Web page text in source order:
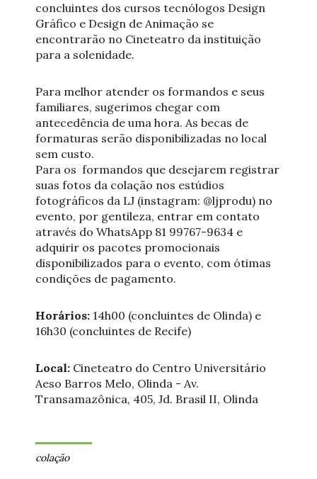
concluintes dos cursos tecnólogos Design
Gráfico e Design de Animação se
encontrarão no Cineteatro da instituição
para a solenidade.
Para melhor atender os formandos e seus
familiares, sugerimos chegar com
antecedência de uma hora. As becas de
formaturas serão disponibilizadas no local
sem custo.
Para os formandos que desejarem registrar
suas fotos da colação nos estúdios
fotográficos da LJ (instagram: @ljprodu) no
evento, por gentileza, entrar em contato
através do WhatsApp 81 99767-9634 e
adquirir os pacotes promocionais
disponibilizados para o evento, com ótimas
condições de pagamento.
Horários: 14h00 (concluintes de Olinda) e
16h30 (concluintes de Recife)
Local: Cineteatro do Centro Universitário
Aeso Barros Melo, Olinda - Av.
Transamazônica, 405, Jd. Brasil II, Olinda
colação